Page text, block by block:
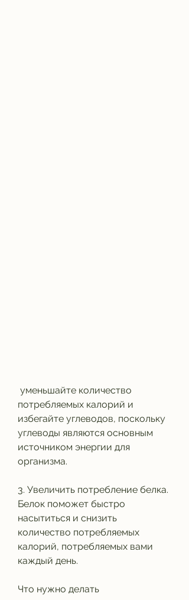
потребляемых калорий и
избегайте углеводов, поскольку
углеводы являются основным
источником энергии для
организма.
3. Увеличить потребление белка.
Белок поможет быстро
насытиться и снизить
количество потребляемых
калорий, потребляемых вами
каждый день.
Что нужно делать